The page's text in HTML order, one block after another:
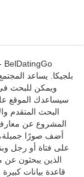
بلجيكا. يساعد
ويمكن للبحث
سيساعدك الموقع
البحث المتقدم
المشروع عن
أضف صورًا
على فتاة أو رجل
الذين يبحثون
قاعدة بيانات